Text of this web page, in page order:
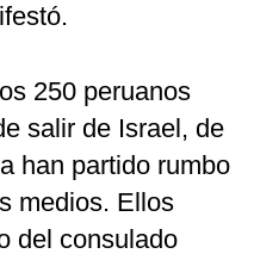
250 peruanos
salir de Israel, de
han partido rumbo
medios. Ellos
del consulado